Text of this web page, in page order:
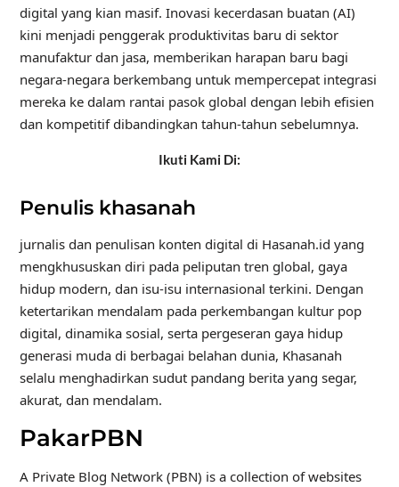
digital yang kian masif. Inovasi kecerdasan buatan (AI)
kini menjadi penggerak produktivitas baru di sektor
manufaktur dan jasa, memberikan harapan baru bagi
negara-negara berkembang untuk mempercepat integrasi
mereka ke dalam rantai pasok global dengan lebih efisien
dan kompetitif dibandingkan tahun-tahun sebelumnya.
Ikuti Kami Di:
Penulis khasanah
jurnalis dan penulisan konten digital di Hasanah.id yang
mengkhususkan diri pada peliputan tren global, gaya
hidup modern, dan isu-isu internasional terkini. Dengan
ketertarikan mendalam pada perkembangan kultur pop
digital, dinamika sosial, serta pergeseran gaya hidup
generasi muda di berbagai belahan dunia, Khasanah
selalu menghadirkan sudut pandang berita yang segar,
akurat, dan mendalam.
PakarPBN
A Private Blog Network (PBN) is a collection of websites